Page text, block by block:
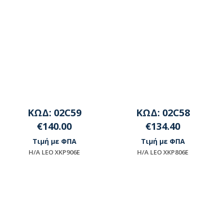
ΚΩΔ: 02C59
€140.00
Τιμή με ΦΠΑ
Η/Α LEO XKP906E
ΚΩΔ: 02C58
€134.40
Τιμή με ΦΠΑ
Η/Α LEO XKP806E